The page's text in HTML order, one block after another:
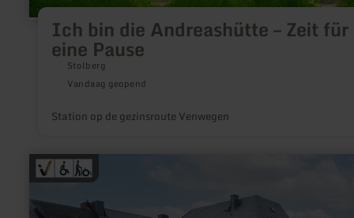
Ich bin die Andreashütte – Zeit für
eine Pause
Stolberg
Vandaag geopend
Station op de gezinsroute Venwegen
meer
informatie
over:
Information